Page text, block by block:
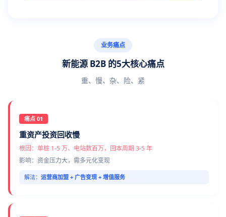
业务痛点
新能源 B2B 的5大核心痛点
重、慢、杂、险、紧
痛点 01
重资产投资回收慢
根因：单桩 1-5 万、电站数百万，回本周期 3-5 年
影响：资金压力大，需多元化变现
解法： 运营商加盟 + 广告变现 + 增值服务